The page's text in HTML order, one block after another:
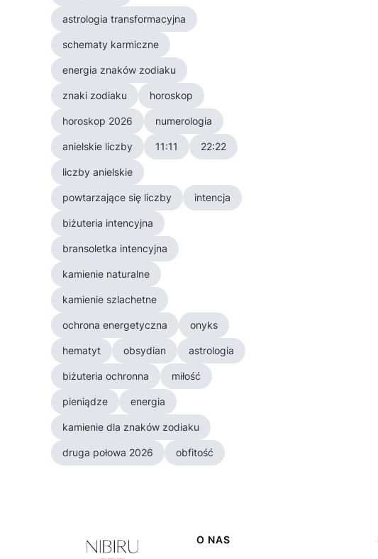
astrologia transformacyjna
schematy karmiczne
energia znaków zodiaku
znaki zodiaku horoskop
horoskop 2026 numerologia
anielskie liczby 11:11 22:22
liczby anielskie
powtarzające się liczby intencja
biżuteria intencyjna
bransoletka intencyjna
kamienie naturalne
kamienie szlachetne
ochrona energetyczna onyks
hematyt obsydian astrologia
biżuteria ochronna miłość
pieniądze energia
kamienie dla znaków zodiaku
druga połowa 2026 obfitość
Linki w stopce
O NAS